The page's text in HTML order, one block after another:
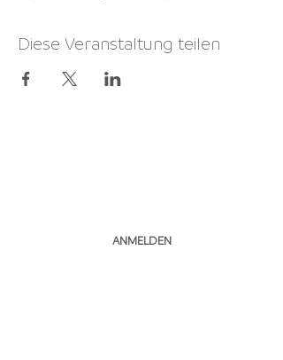
Diese Veranstaltung teilen
ANMELDEN